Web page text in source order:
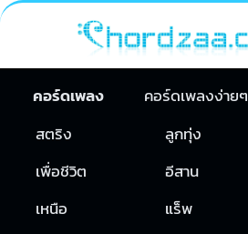
คอร์ดเพลง คอร์ดเพลงง่ายๆ
สตริง
ลูกทุ่ง
เพื่อชีวิต
อีสาน
เหนือ
แร็พ